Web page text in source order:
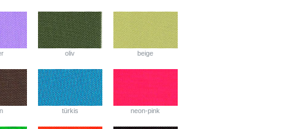
oliv beige
türkis neon-pink